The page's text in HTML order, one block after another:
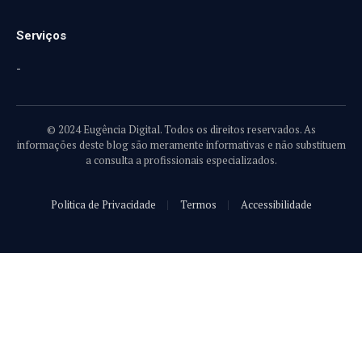
Serviços
-
© 2024 Eugência Digital. Todos os direitos reservados. As
informações deste blog são meramente informativas e não substituem
a consulta a profissionais especializados.
Politica de Privacidade Termos Accessibilidade